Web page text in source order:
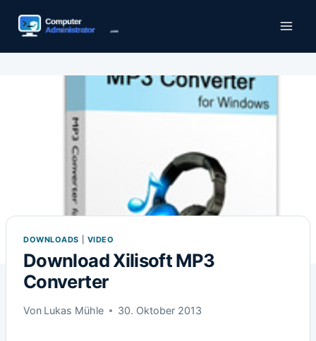
Inhalt
DOWNLOADS VIDEO
Download Xilisoft MP3
Converter
Von Lukas Mühle 30. Oktober 2013